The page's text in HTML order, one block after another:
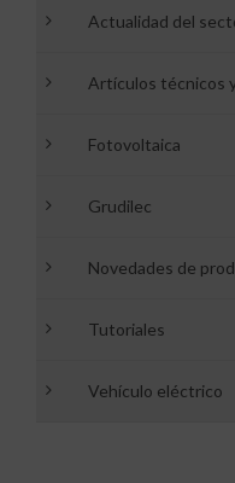
Actualidad del
Artículos técnicos
Fotovoltaica
Grudilec
Novedades de
Tutoriales
Vehículo eléctrico